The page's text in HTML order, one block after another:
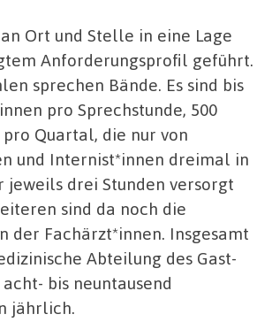
Ort und Stelle in eine Lage
Anforderungsprofil geführt.
sprechen Bände. Es sind bis
pro Sprechstunde, 500
Quartal, die nur von
und Internist*innen dreimal in
jeweils drei Stunden versorgt
sind da noch die
der Fachärzt*innen. Insgesamt
Abteilung des Gast-
acht- bis neuntausend
jährlich.